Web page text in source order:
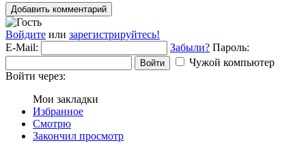
Добавить комментарий
Войдите или зарегистрируйтесь!
E-Mail:
Забыли? Пароль:
Войти
Чужой компьютер
Войти через:
Мои закладки
Избранное
Смотрю
Закончил просмотр